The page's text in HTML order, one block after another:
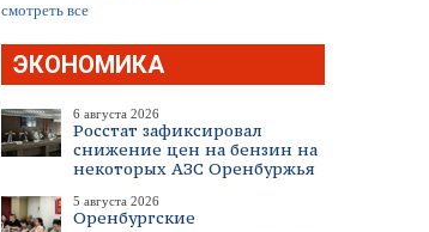
смотреть все
ЭКОНОМИКА
6 августа 2026
Росстат зафиксировал
снижение цен на бензин на
некоторых АЗС Оренбуржья
5 августа 2026
Оренбургские